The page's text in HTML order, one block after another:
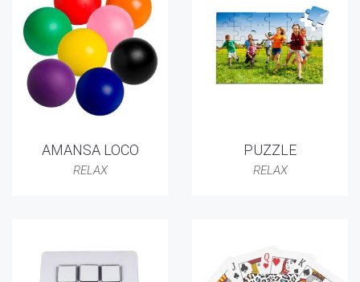
AMANSA LOCO
RELAX
PUZZLE
RELAX